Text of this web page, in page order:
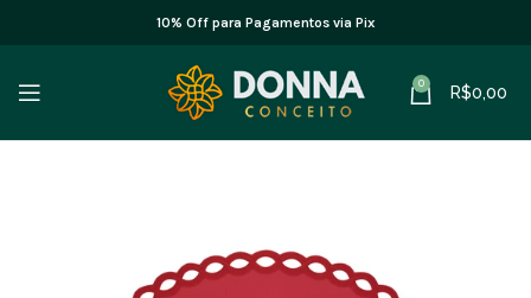
10% Off para Pagamentos via Pix
0 R$0,00